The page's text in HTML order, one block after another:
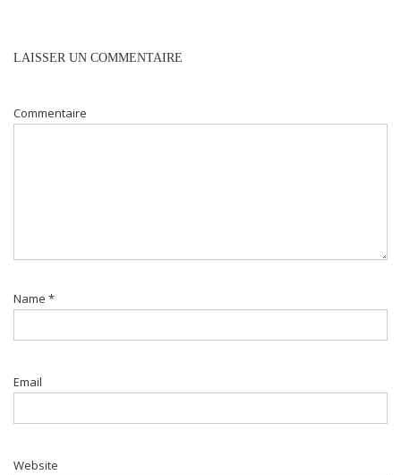
LAISSER UN COMMENTAIRE
Commentaire
Name *
Email
Website